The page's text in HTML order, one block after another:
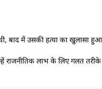
बाद में उसकी हत्या का खुलासा
लाभ के लिए गलत तरीके से